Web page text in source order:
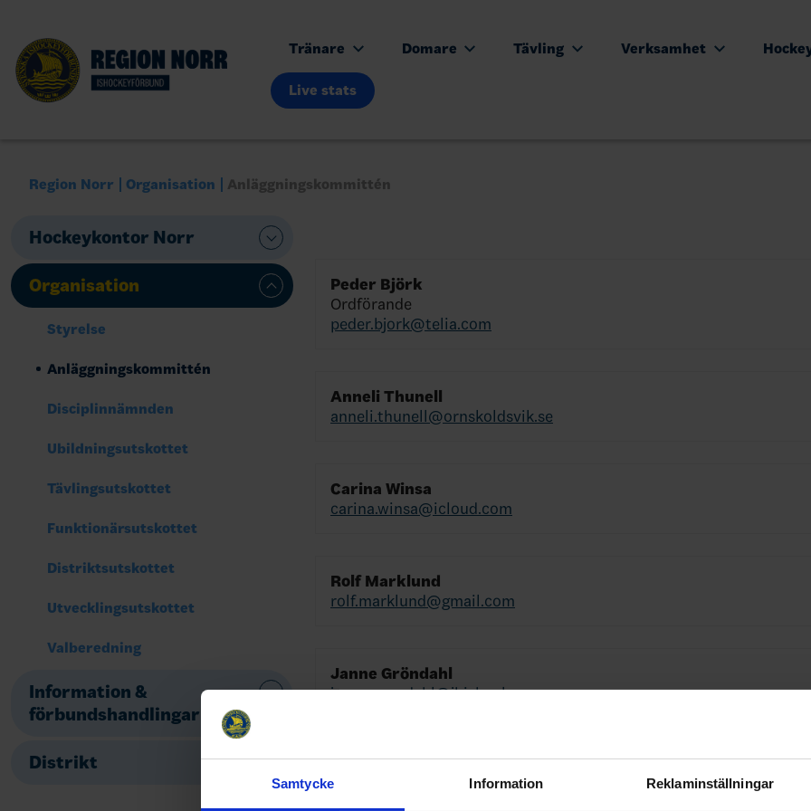
Samtycke Information Reklaminställningar
Tränare Domare Tävling Verksamhet
Live stats
Region Norr Organisation Anläggningskommittén
Hockeykontor Norr
Organisation
Styrelse
Anläggningskommittén
Disciplinnämnden
Ubildningsutskottet
Tävlingsutskottet
Funktionärsutskottet
Distriktsutskottet
Utvecklingsutskottet
Valberedning
Information &
förbundshandlingar
Distrikt
Peder Björk
Ordförande
peder.bjork@telia.com
Anneli Thunell
anneli.thunell@ornskoldsvik.se
Carina Winsa
carina.winsa@icloud.com
Rolf Marklund
rolf.marklund@gmail.com
Janne Gröndahl
janne.grondahl@jhishockey.se
Carolina Klockmo
carolina.klockmo@gmail.com